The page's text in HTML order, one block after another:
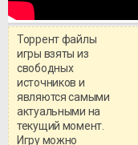
Торрент файлы
игры взяты из
свободных
источников и
являются самыми
актуальными на
текущий момент.
Игру можно